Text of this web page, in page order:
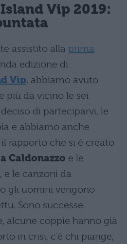
Vip 2019:
assistito alla prima
edizione di
Vip. abbiamo avuto
più da vicino le sei
di parteciparvi, le
e abbiamo anche
rapporto che si è creato
Caldonazzo e le
e le canzoni da
gli uomini vengono
Sono successe
alcune coppie hanno già
in crisi, c’è chi piange,